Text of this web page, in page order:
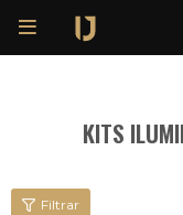

KITS